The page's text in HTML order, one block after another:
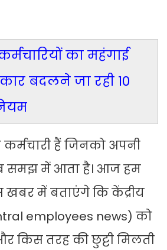
का महंगाई
बदलने जा रही 10
हैं जिनको अपनी
समझ में आता है। आज हम
में बताएंगे कि केंद्रीय
employees news) को
किस तरह की छुट्टी मिलती